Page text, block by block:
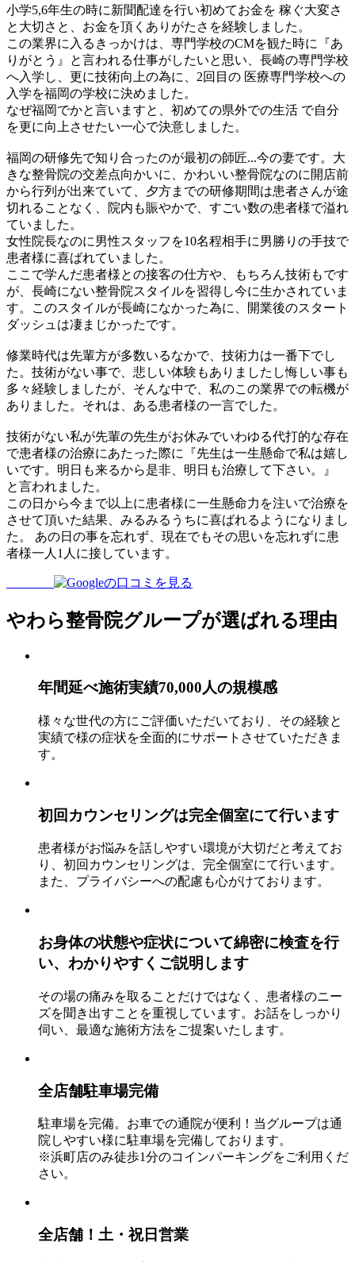
小学5,6年生の時に新聞配達を行い初めてお金を 稼ぐ大変さ
と大切さと、お金を頂くありがたさを経験しました。
この業界に入るきっかけは、専門学校のCMを観た時に『あ
りがとう』と言われる仕事がしたいと思い、長崎の専門学校
へ入学し、更に技術向上の為に、2回目の 医療専門学校への
入学を福岡の学校に決めました。
なぜ福岡でかと言いますと、初めての県外での生活 で自分
を更に向上させたい一心で決意しました。
福岡の研修先で知り合ったのが最初の師匠...今の妻です。大
きな整骨院の交差点向かいに、かわいい整骨院なのに開店前
から行列が出来ていて、夕方までの研修期間は患者さんが途
切れることなく、院内も賑やかで、すごい数の患者様で溢れ
ていました。
女性院長なのに男性スタッフを10名程相手に男勝りの手技で
患者様に喜ばれていました。
ここで学んだ患者様との接客の仕方や、もちろん技術もです
が、長崎にない整骨院スタイルを習得し今に生かされていま
す。このスタイルが長崎になかった為に、開業後のスタート
ダッシュは凄まじかったです。
修業時代は先輩方が多数いるなかで、技術力は一番下でし
た。技術がない事で、悲しい体験もありましたし悔しい事も
多々経験しましたが、そんな中で、私のこの業界での転機が
ありました。それは、ある患者様の一言でした。
技術がない私が先輩の先生がお休みでいわゆる代打的な存在
で患者様の治療にあたった際に『先生は一生懸命で私は嬉し
いです。明日も来るから是非、明日も治療して下さい。』
と言われました。
この日から今まで以上に患者様に一生懸命力を注いで治療を
させて頂いた結果、みるみるうちに喜ばれるようになりまし
た。 あの日の事を忘れず、現在でもその思いを忘れずに患
者様一人1人に接しています。
やわら整骨院グループが選ばれる理由
年間延べ施術実績70,000人の規模感
様々な世代の方にご評価いただいており、その経験と
実績で様の症状を全面的にサポートさせていただきま
す。
初回カウンセリングは完全個室にて行います
患者様がお悩みを話しやすい環境が大切だと考えてお
り、初回カウンセリングは、完全個室にて行います。
また、プライバシーへの配慮も心がけております。
お身体の状態や症状について綿密に検査を行
い、わかりやすくご説明します
その場の痛みを取ることだけではなく、患者様のニー
ズを聞き出すことを重視しています。お話をしっかり
伺い、最適な施術方法をご提案いたします。
全店舗駐車場完備
駐車場を完備。お車での通院が便利！当グループは通
院しやすい様に駐車場を完備しております。
※浜町店のみ徒歩1分のコインパーキングをご利用くだ
さい。
全店舗！ 土・祝日営業